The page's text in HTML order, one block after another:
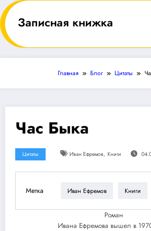
Перейти
к
содержимомуЗаписная книжка
Главная Блог Цитаты
Час Быка
Цитаты Иван Ефремов, Книги
Метка Иван Ефремов Книги
Роман
Ивана Ефремова вышел в